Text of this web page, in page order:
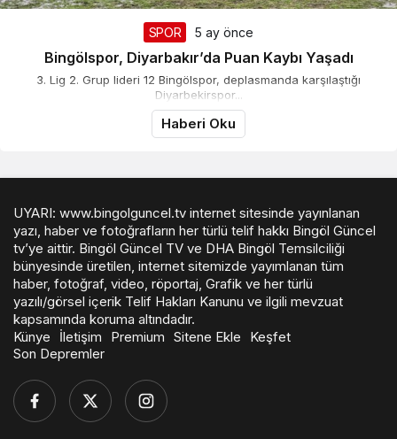
SPOR 5 ay önce
Bingölspor, Diyarbakır’da Puan Kaybı Yaşadı
3. Lig 2. Grup lideri 12 Bingölspor, deplasmanda karşılaştığı
Diyarbekirspor...
Haberi Oku
UYARI: www.bingolguncel.tv internet sitesinde yayınlanan
yazı, haber ve fotoğrafların her türlü telif hakkı Bingöl Güncel
tv’ye aittir. Bingöl Güncel TV ve DHA Bingöl Temsilciliği
bünyesinde üretilen, internet sitemizde yayımlanan tüm
haber, fotoğraf, video, röportaj, Grafik ve her türlü
yazılı/görsel içerik Telif Hakları Kanunu ve ilgili mevzuat
kapsamında koruma altındadır.
Künye
İletişim Premium Sitene Ekle
Keşfet
Son Depremler